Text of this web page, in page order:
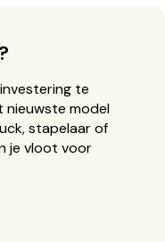
te
nieuwste model
stapelaar of
je vloot voor